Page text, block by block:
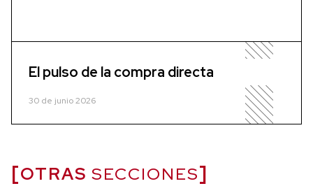
El pulso de la compra directa
30 de junio 2026
OTRAS SECCIONES